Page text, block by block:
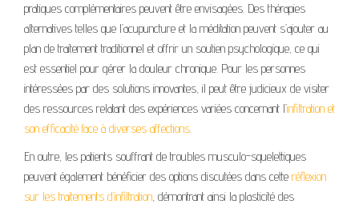
pratiques complémentaires peuvent être envisagées. Des thérapies
alternatives telles que l’acupuncture et la méditation peuvent s’ajouter au
plan de traitement traditionnel et offrir un soutien psychologique, ce qui
est essentiel pour gérer la douleur chronique. Pour les personnes
intéressées par des solutions innovantes, il peut être judicieux de visiter
des ressources relatant des expériences variées concernant l’infiltration et
son efficacité face à diverses affections.
En outre, les patients souffrant de troubles musculo-squelettiques
peuvent également bénéficier des options discutées dans cette réflexion
sur les traitements d’infiltration, démontrant ainsi la plasticité des